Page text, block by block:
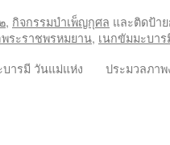
, กิจกรรมบำเพ็ญกุศล และติดป้า
ระราชพรหมยาน, เนกขัมมะบาร
ารมี วันแม่แห่ง
ประมวลภา